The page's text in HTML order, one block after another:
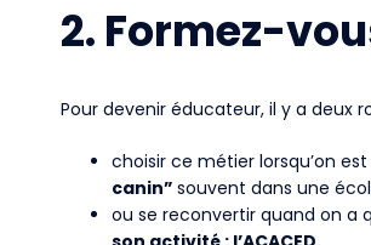
2. Formez-
Pour devenir éducateur, il y a deux
choisir ce métier lorsqu’on
canin” souvent dans une
ou se reconvertir quand on a